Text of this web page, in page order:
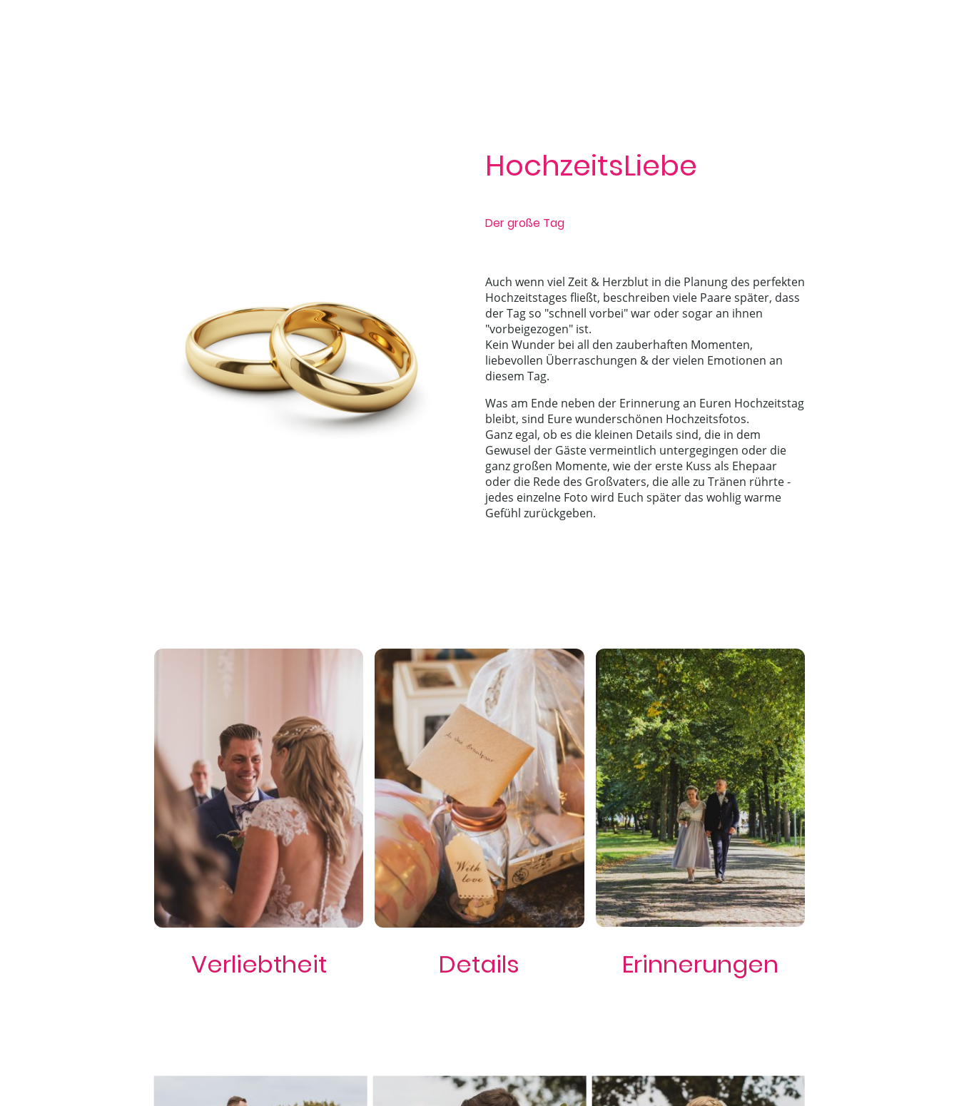
HochzeitsLiebe
Der große Tag
Auch wenn viel Zeit & Herzblut in die Planung des perfekten
Hochzeitstages fließt, beschreiben viele Paare später, dass
der Tag so "schnell vorbei" war oder sogar an ihnen
"vorbeigezogen" ist.
Kein Wunder bei all den zauberhaften Momenten,
liebevollen Überraschungen & der vielen Emotionen an
diesem Tag.
Was am Ende neben der Erinnerung an Euren Hochzeitstag
bleibt, sind Eure wunderschönen Hochzeitsfotos.
Ganz egal, ob es die kleinen Details sind, die in dem
Gewusel der Gäste vermeintlich untergegingen oder die
ganz großen Momente, wie der erste Kuss als Ehepaar
oder die Rede des Großvaters, die alle zu Tränen rührte -
jedes einzelne Foto wird Euch später das wohlig warme
Gefühl zurückgeben.
Verliebtheit Details Erinnerungen